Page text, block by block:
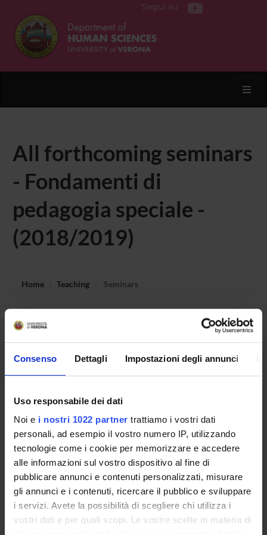
Consenso Dettagli Impostazioni degli annunci
Uso responsabile dei dati
Noi e i nostri 1022 partner trattiamo i vostri dati
personali, ad esempio il vostro numero IP, utilizzando
tecnologie come i cookie per memorizzare e accedere
alle informazioni sul vostro dispositivo al fine di
pubblicare annunci e contenuti personalizzati, misurare
gli annunci e i contenuti, ricercare il pubblico e sviluppare
i servizi. Avete la possibilità di scegliere chi utilizza i
vostri dati e per quali scopi. Le vostre scelte in materia di
Segui su
All forthcoming seminars
- Fondamenti di
pedagogia speciale -
(2018/2019)
Home Teaching Seminars
No recent seminar found relating to teaching Fondamenti
di pedagogia speciale.
PHD PROGRAMMES AND POSTGRADUATE
TRAINING
Contacts
People
Places